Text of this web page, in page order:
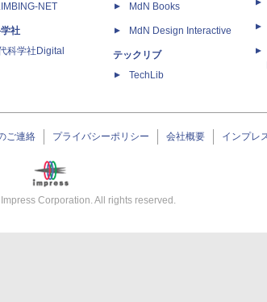
NET
社
科学社Digital
MdN Books
MdN Design Interactive
テックリブ
TechLib
ご連絡 プライバシーポリシー 会社概要 インプレ
Impress Corporation. All rights reserved.